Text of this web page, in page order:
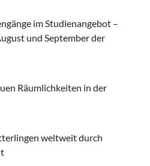
im Studienangebot –
und September der
Räumlichkeiten in der
weltweit durch